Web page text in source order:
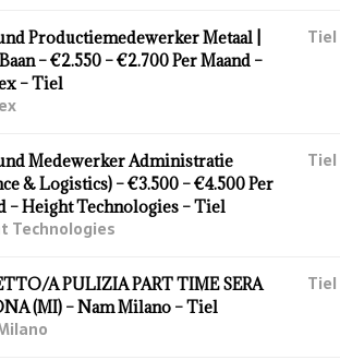
Productiemedewerker Metaal |
– €2.550 – €2.700 Per Maand –
– Tiel
Tiel
Medewerker Administratie
& Logistics) – €3.500 – €4.500 Per
– Height Technologies – Tiel
Technologies
Tiel
A PULIZIA PART TIME SERA
(MI) – Nam Milano – Tiel
Tiel